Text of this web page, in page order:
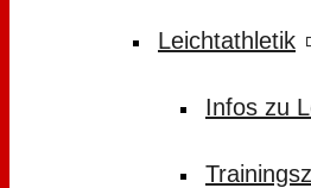
Leichtathletik
Infos zu